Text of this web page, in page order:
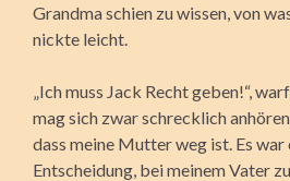
Grandma schien zu wissen, von
nickte leicht.
„Ich muss Jack Recht geben!“,
mag sich zwar schrecklich
dass meine Mutter weg ist. Es war
Entscheidung, bei meinem Vater